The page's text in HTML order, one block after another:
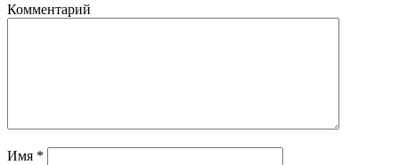
Комментарий
Имя *